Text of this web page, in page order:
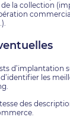
la collection
d’implantation
les
des